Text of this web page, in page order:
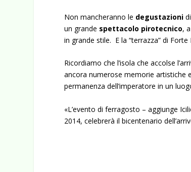
Non mancheranno le degustazioni
un grande spettacolo pirotecnico,
in grande stile. E la “terrazza” di
Ricordiamo che l’isola che accolse
ancora numerose memorie artistiche
permanenza dell’imperatore in un
«L’evento di ferragosto – aggiunge
2014, celebrerà il bicentenario